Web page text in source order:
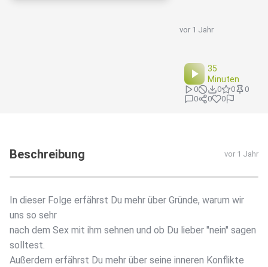
vor 1 Jahr
35
Minuten
0 0 0
0
0
0 0
Beschreibung vor 1 Jahr
In dieser Folge erfährst Du mehr über Gründe, warum wir
uns so sehr
nach dem Sex mit ihm sehnen und ob Du lieber "nein" sagen
solltest.
Außerdem erfährst Du mehr über seine inneren Konflikte